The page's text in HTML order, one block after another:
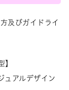
及びガイドライ
ュアルデザイン